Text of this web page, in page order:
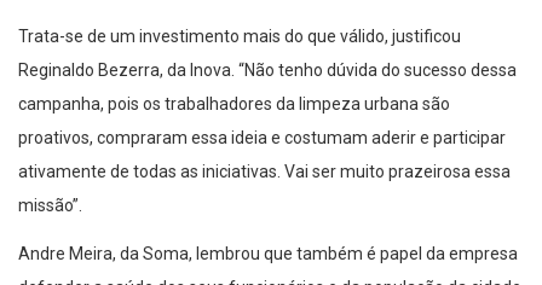
Trata-se de um investimento mais do que válido, justificou
Reginaldo Bezerra, da Inova. “Não tenho dúvida do sucesso dessa
campanha, pois os trabalhadores da limpeza urbana são
proativos, compraram essa ideia e costumam aderir e participar
ativamente de todas as iniciativas. Vai ser muito prazeirosa essa
missão”.
Andre Meira, da Soma, lembrou que também é papel da empresa